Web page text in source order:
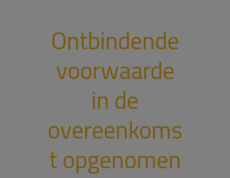
Ontbindende
voorwaarde
in de
overeenkoms
t opgenomen